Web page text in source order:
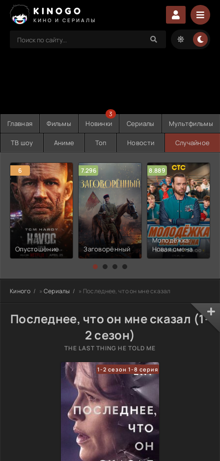
KINOGO
КИНО И СЕРИАЛЫ
Главная Фильмы Новинки
3
Сериалы Мультфильмы
ТВ шоу Аниме Топ Новости Случайное
6
Опустошение
7.296
Заговорённый
8.889
Молодёжка:
Новая смена
Киного » Сериалы » Последнее, что он мне сказал
Последнее, что он мне сказал (1-
2 сезон)
THE LAST THING HE TOLD ME
1-2 сезон 1-8 серия